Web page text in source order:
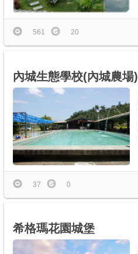
561 20
內城生態學校(內城農場)
37 0
希格瑪花園城堡